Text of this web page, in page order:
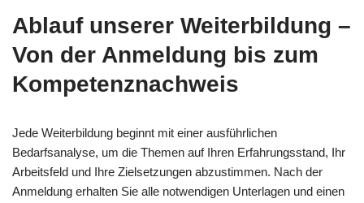
Ablauf unserer Weiterbildung –
Von der Anmeldung bis zum
Kompetenznachweis
Jede Weiterbildung beginnt mit einer ausführlichen
Bedarfsanalyse, um die Themen auf Ihren Erfahrungsstand, Ihr
Arbeitsfeld und Ihre Zielsetzungen abzustimmen. Nach der
Anmeldung erhalten Sie alle notwendigen Unterlagen und einen